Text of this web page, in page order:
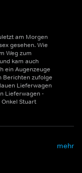
am Morgen
gesehen. Wie
Weg zum
kam auch
ein Augenzeuge
Berichten zufolge
Lieferwagen
Lieferwagen -
Stuart
mehr